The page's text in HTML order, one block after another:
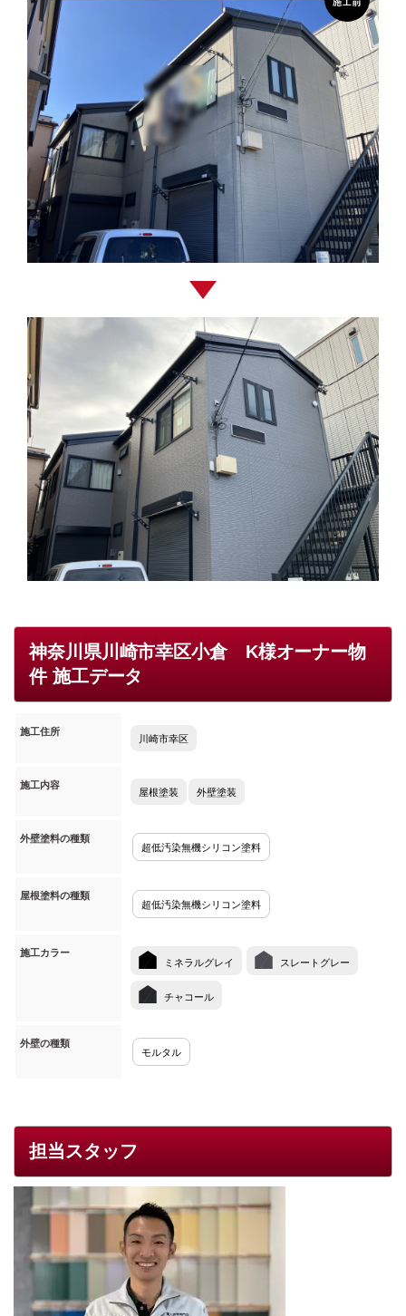
神奈川県川崎市幸区小倉 K様オーナー物
件 施工データ
施工住所 川崎市幸区
施工内容 屋根塗装 外壁塗装
外壁塗料の種類
超低汚染無機シリコン塗料
屋根塗料の種類
超低汚染無機シリコン塗料
施工カラー
ミネラルグレイ スレートグレー
チャコール
外壁の種類
モルタル
担当スタッフ